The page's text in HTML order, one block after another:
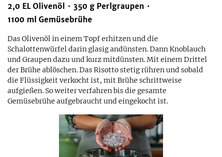
2,0 EL Olivenöl 350 g Perlgraupen
1100 ml Gemüsebrühe
Das Olivenöl in einem Topf erhitzen und die
Schalottenwürfel darin glasig andünsten. Dann Knoblauch
und Graupen dazu und kurz mitdünsten. Mit einem Drittel
der Brühe ablöschen. Das Risotto stetig rühren und sobald
die Flüssigkeit verkocht ist, mit Brühe schrittweise
aufgießen. So weiter verfahren bis die gesamte
Gemüsebrühe aufgebraucht und eingekocht ist.